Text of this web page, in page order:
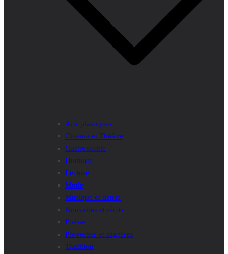
Arts plastiques
Cinéma et Théâtre
Gastronomie
Humour
Lecture
Mode
Musique et danse
Nouvelles et récits
Poésie
Proverbes et sagesses
Tradition